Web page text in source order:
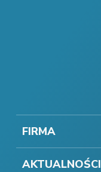
FIRMA
AKTUALNOŚCI